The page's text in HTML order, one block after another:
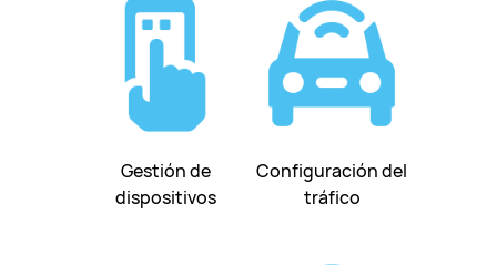
Gestión de
dispositivos
Configuración del
tráfico